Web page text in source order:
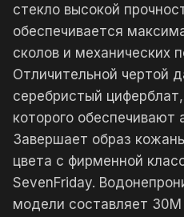
стекло высокой
обеспечивается
сколов и механических
Отличительной чертой
серебристый
которого обеспечивают
Завершает образ
цвета с фирменной
SevenFriday.
модели составляет 30М